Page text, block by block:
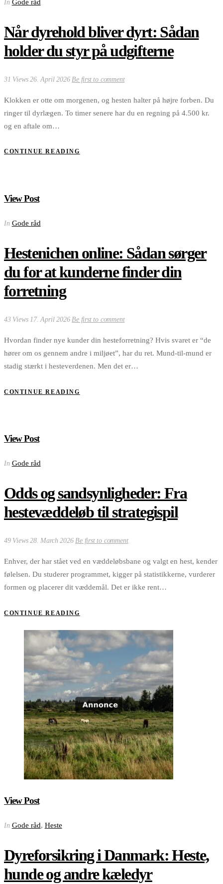
In Gode råd
Når dyrehold bliver dyrt: Sådan
holder du styr på udgifterne
31 Views26. April 2026Be first to comment
Klokken er otte om morgenen, og hesten halter på højre forben. Du
ringer til dyrlægen. To timer senere har du en regning på 4.500 kr.
og en aftale om…
CONTINUE READING
View Post
In Gode råd
Hestenichen online: Sådan sørger
du for at kunderne finder din
forretning
43 Views 17. April 2026Be first to comment
Hvordan finder nye kunder din hesteforretning? Hvis svaret er “de
hører om os gennem andre i miljøet”, har du ret. Mund-til-mund er
stadig stærkt i hesteverdenen. Men det er…
CONTINUE READING
View Post
In Gode råd
Odds og sandsynligheder: Fra
hestevæddeløb til strategispil
49 Views28. March 2026Be first to comment
Enhver, der har stået ved en væddeløbsbane og valgt en hest, kender
følelsen. Du studerer programmet, kigger på statistikkerne, vurderer
formen og placerer dit væddemål. Det er ikke rent…
CONTINUE READING
View Post
In Gode råd, Heste
Dyreforsikring i Danmark: Heste,
hunde og andre kæledyr